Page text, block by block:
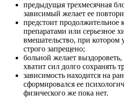
предыдущая трехмесячная
зависимый желает ее
предстоит продолжительное
препаратами или серьезное
вмешательство, при котором
строго запрещено;
больной желает
хватит сил долго сохранять
зависимость находится на
сформировался ее
физического же пока нет.